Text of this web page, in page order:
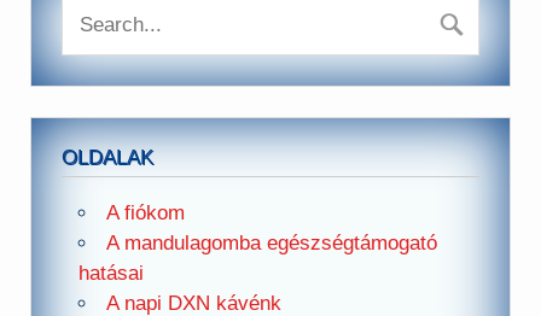
OLDALAK
A fiókom
A mandulagomba egészségtámogató
hatásai
A napi DXN kávénk